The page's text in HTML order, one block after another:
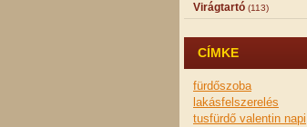
Virágtartó (113)
CÍMKE
fürdőszoba
lakásfelszerelés
tusfürdő valentin napi